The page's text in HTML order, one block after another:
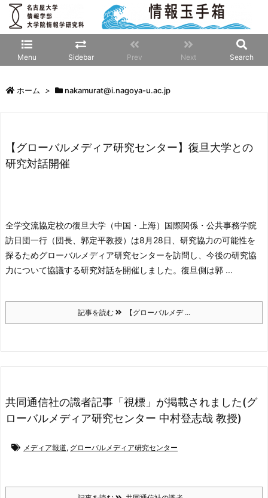
Menu Sidebar Prev Next Search
ホーム > nakamurat@i.nagoya-u.ac.jp
【グローバルメディア研究センター】復旦大学との
研究対話開催
全学交流協定校の復旦大学（中国・上海）国際関係・公共事務学院
訪日団一行（団長、郭定平教授）は8月28日、研究協力の可能性を
探るためグローバルメディア研究センターを訪問し、今後の研究協
力について協議する研究対話を開催しました。復旦側は郭 ...
記事を読む 【グローバルメデ ...
共同通信社の識者記事「視標」が掲載されました(グ
ローバルメディア研究センター 中村登志哉 教授)
メディア報道, グローバルメディア研究センター